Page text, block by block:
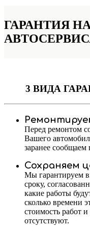
ГАРАНТИЯ
3 ВИДА
Перед ремонтом
Вашего
заранее
Сохраняем
Мы гарантируем
сроку,
какие работы
сколько времени
стоимость работ
отсутствуют.